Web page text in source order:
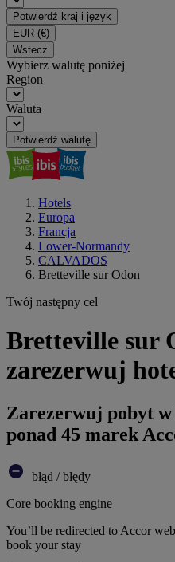
Potwierdź kraj i język
EUR (€)
Wstecz
Wybierz walutę poniżej
Region
Waluta
Potwierdź walutę
Hotels
Europa
Francja
Lower-Normandy
CALVADOS
Bretteville sur Odon
Twój następny cel
Bretteville sur
zarezerwuj
Zarezerwuj pobyt
ponad 45 marek
błąd / błędy
Core booking engine
You’ll be redirected to Accor
book your stay